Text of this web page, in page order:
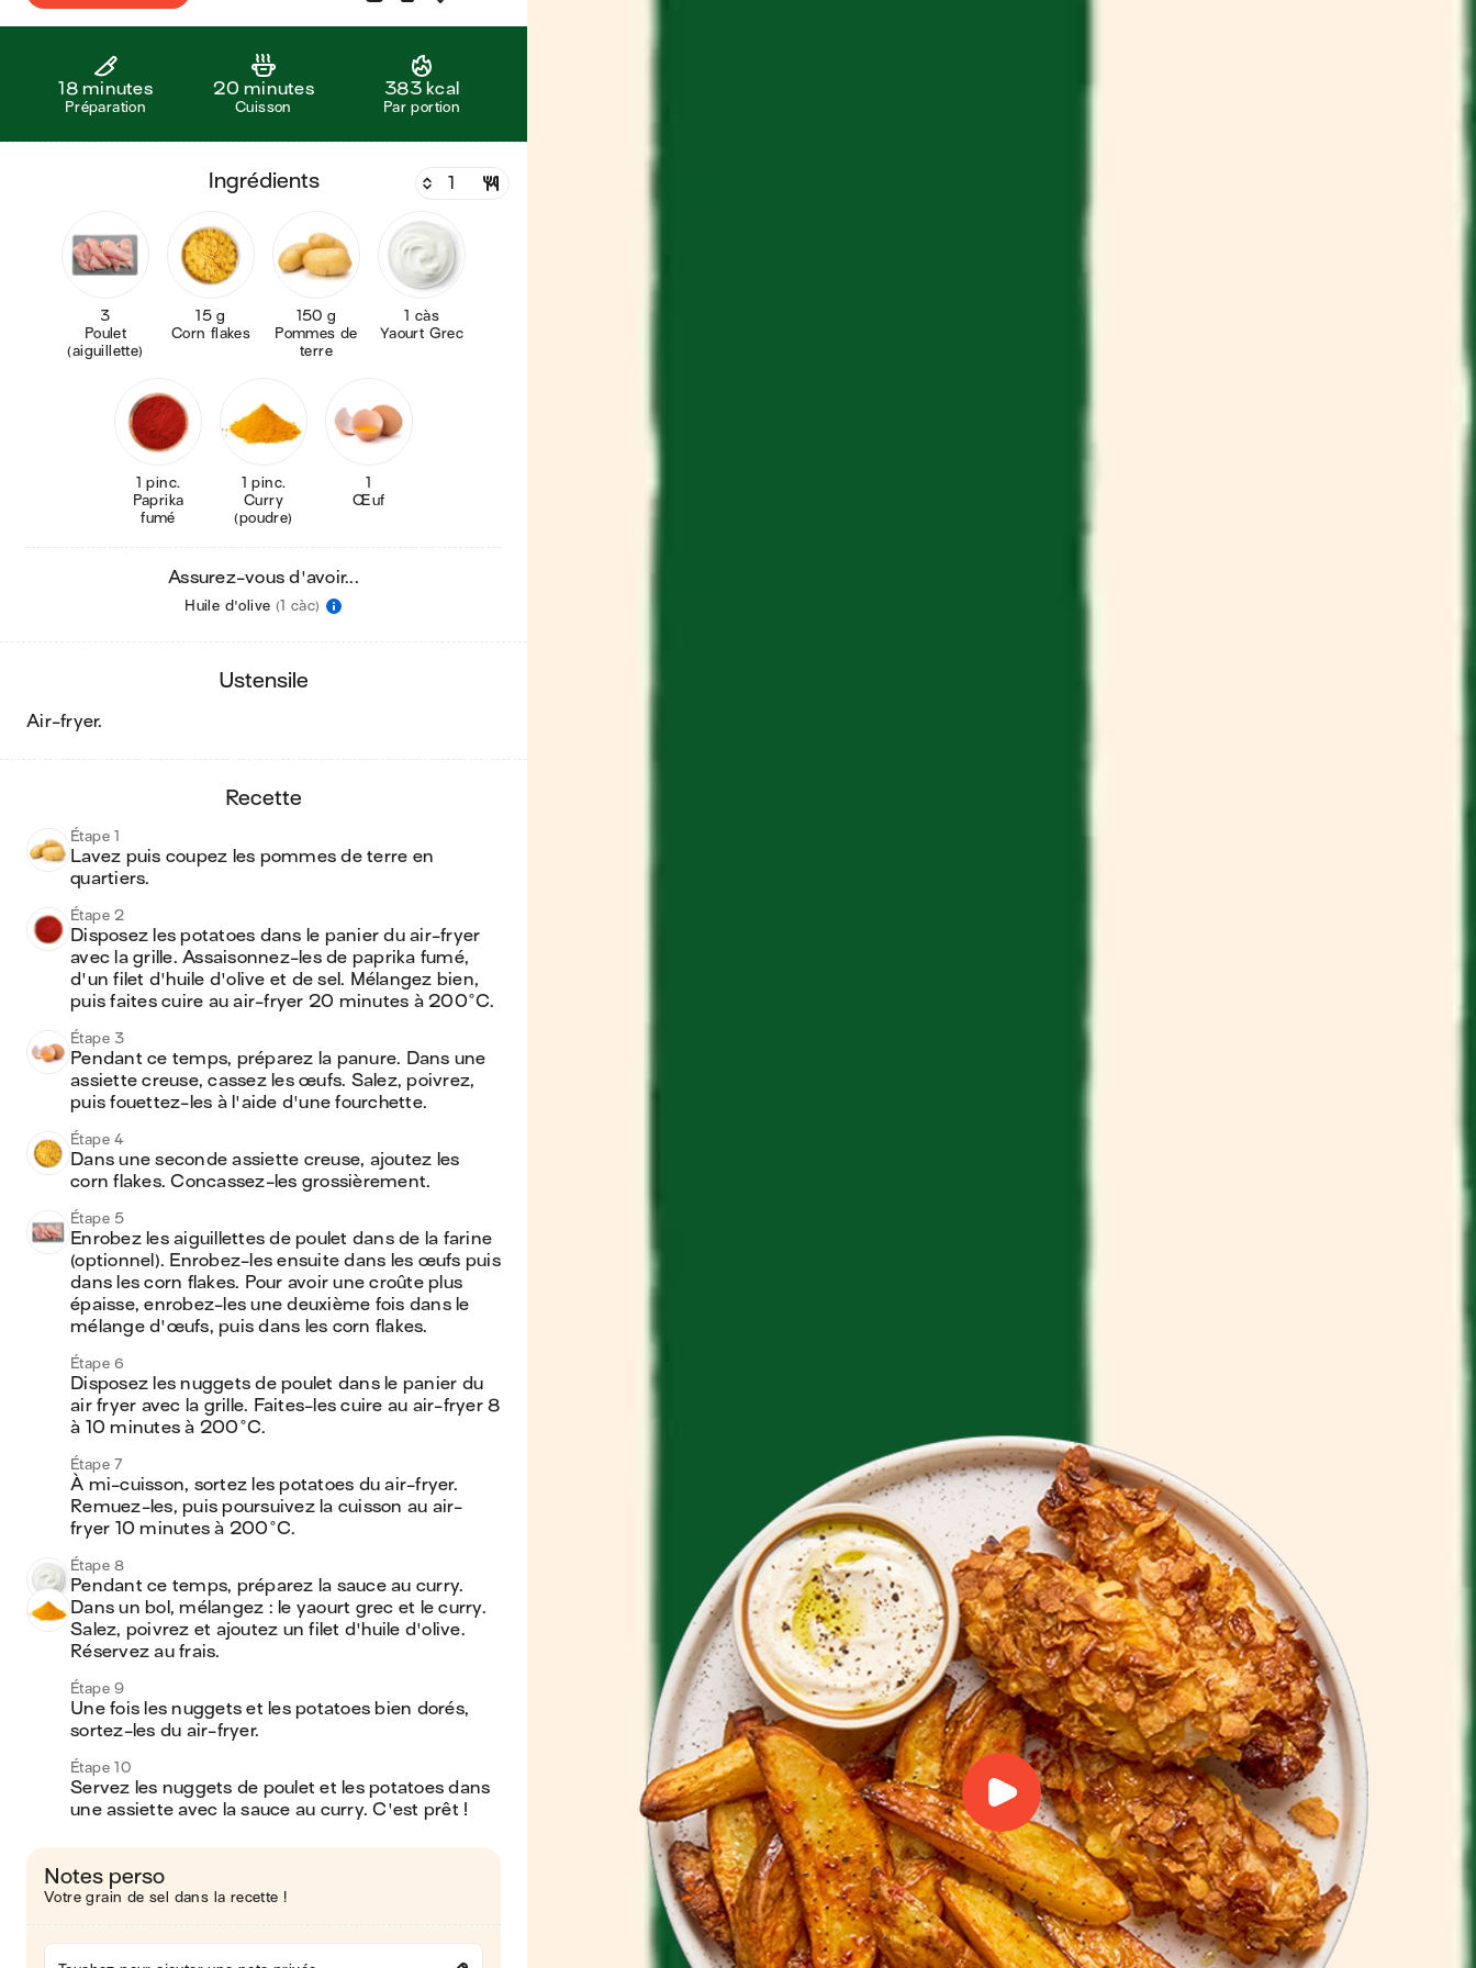
18 minutes
Préparation
20 minutes
Cuisson
383 kcal
Par portion
ingrédients
3
Poulet
(aiguillette)
15 g
Corn flakes
150 g
Pommes de
terre
1 càs
Yaourt Grec
1 pinc.
Paprika
fumé
1 pinc.
Curry
(poudre)
1
Œuf
Assurez-vous d'avoir...
Huile d'olive (1 càc)
ustensile
air-fryer.
recette
Étape 1
Lavez puis coupez les pommes de terre en
quartiers.
Étape 2
Disposez les potatoes dans le panier du air-fryer
avec la grille. Assaisonnez-les de paprika fumé,
d'un filet d'huile d'olive et de sel. Mélangez bien,
puis faites cuire au air-fryer 20 minutes à 200°C.
Étape 3
Pendant ce temps, préparez la panure. Dans une
assiette creuse, cassez les œufs. Salez, poivrez,
puis fouettez-les à l'aide d'une fourchette.
Étape 4
Dans une seconde assiette creuse, ajoutez les
corn flakes. Concassez-les grossièrement.
Étape 5
Enrobez les aiguillettes de poulet dans de la farine
(optionnel). Enrobez-les ensuite dans les œufs puis
dans les corn flakes. Pour avoir une croûte plus
épaisse, enrobez-les une deuxième fois dans le
mélange d'œufs, puis dans les corn flakes.
Étape 6
Disposez les nuggets de poulet dans le panier du
air fryer avec la grille. Faites-les cuire au air-fryer 8
à 10 minutes à 200°C.
Étape 7
À mi-cuisson, sortez les potatoes du air-fryer.
Remuez-les, puis poursuivez la cuisson au air-
fryer 10 minutes à 200°C.
Étape 8
Pendant ce temps, préparez la sauce au curry.
Dans un bol, mélangez : le yaourt grec et le curry.
Salez, poivrez et ajoutez un filet d'huile d'olive.
Réservez au frais.
Étape 9
Une fois les nuggets et les potatoes bien dorés,
sortez-les du air-fryer.
Étape 10
Servez les nuggets de poulet et les potatoes dans
une assiette avec la sauce au curry. C'est prêt !
Notes perso
Votre grain de sel dans la recette !